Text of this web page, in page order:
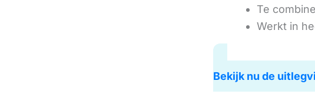
Te
Werkt in
Bekijk nu de